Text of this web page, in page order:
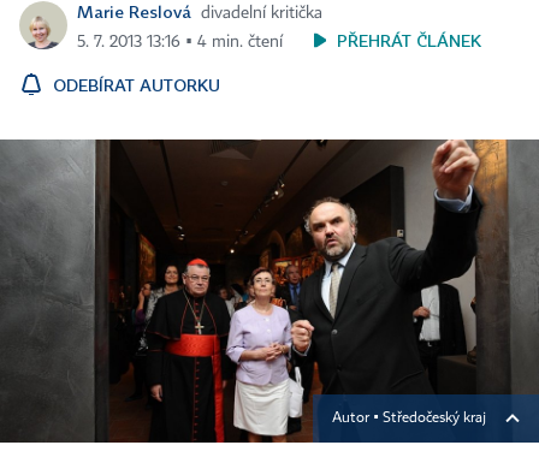
Marie Reslová
divadelní kritička
5. 7. 2013 13:16 ▪ 4 min. čtení
PŘEHRÁT ČLÁNEK
ODEBÍRAT AUTORKU
Autor ▪ Středočeský kraj